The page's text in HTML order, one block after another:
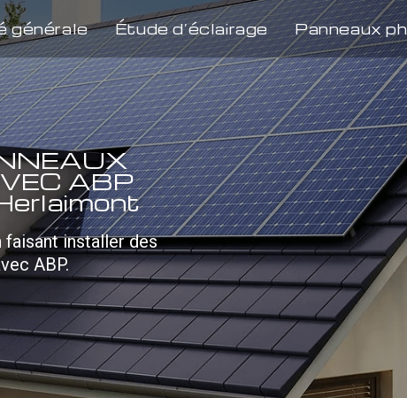
générale Étude d’éclairage Panneaux
ABP
installer des
ABP.